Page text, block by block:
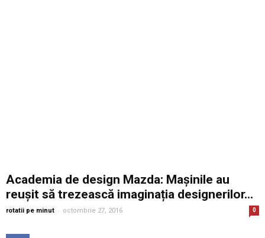
Academia de design Mazda: Mașinile au
reușit să trezească imaginația designerilor...
rotatii pe minut - octombrie 27, 2016 0